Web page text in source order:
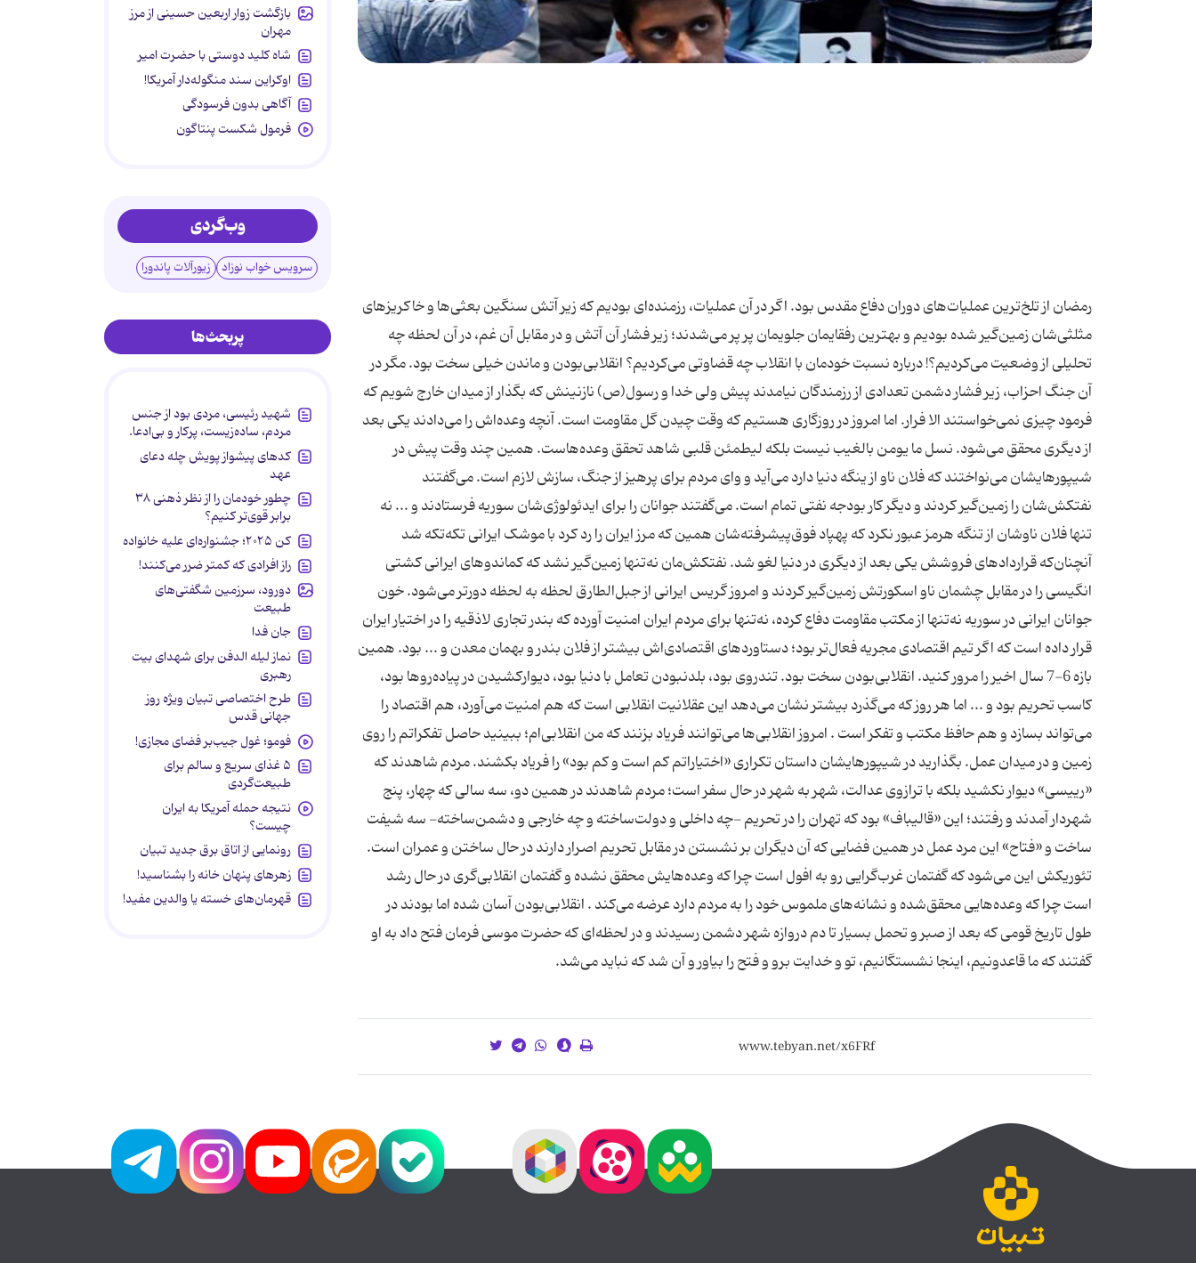
رمضان از تلخ‌ترین عملیات‌های دوران دفاع مقدس بود. اگر در آن عملیات، رزمنده‌ای بودیم که زیر آتش سنگین بعثی‌ها و خاکریزهای
مثلثی‌شان زمین‌گیر شده بودیم و بهترین رفقایمان جلویمان پر پر می‌شدند؛ زیر فشار آن آتش و در مقابل آن غم، در آن لحظه چه
تحلیلی از وضعیت می‌کردیم؟! درباره نسبت خودمان با انقلاب چه قضاوتی می‌کردیم؟ انقلابی‌بودن و ماندن خیلی سخت بود. مگر در
آن جنگ احزاب، زیر فشار دشمن تعدادی از رزمندگان نیامدند پیش ولی خدا و رسول(ص) نازنینش که بگذار از میدان خارج شویم که
فرمود چیزی نمی‌خواستند الا فرار. اما امروز در روزگاری هستیم که وقت چیدن گل مقاومت است. آنچه وعده‌اش را می‌دادند یکی بعد
از دیگری محقق می‌شود. نسل ما یومن بالغیب نیست بلکه لیطمئن قلبی شاهد تحقق وعده‌هاست. همین چند وقت پیش در
شیپورهایشان می‌نواختند که فلان ناو از ینگه دنیا دارد می‌آید و وای مردم برای پرهیز از جنگ، سازش لازم است. می‌گفتند
نفتکش‌شان را زمین‌گیر کردند و دیگر کار بودجه نفتی تمام است. می‌گفتند جوانان را برای ایدئولوژی‌شان سوریه فرستادند و ... نه‌
تنها فلان ناوشان از تنگه هرمز عبور نکرد که پهپاد فوق‌پیشرفته‌شان همین که مرز ایران را رد کرد با موشک ایرانی تکه‌تکه شد
آنچنان‌که قراردادهای فروشش یکی بعد از دیگری در دنیا لغو شد. نفتکش‌مان نه‌تنها زمین‌گیر نشد که کماندوهای ایرانی کشتی
انگیسی را در مقابل چشمان ناو اسکورتش زمین‌گیر کردند و امروز گریس ایرانی از جبل‌الطارق لحظه به لحظه دورتر می‌شود. خون
جوانان ایرانی در سوریه نه‌تنها از مکتب مقاومت دفاع کرده، نه‌تنها برای مردم ایران امنیت آورده که بندر تجاری لاذقیه را در اختیار ایران
قرار داده است که اگر تیم اقتصادی مجریه فعال‌تر بود؛ دستاوردهای اقتصادی‌اش بیشتر از فلان بندر و بهمان معدن و ... بود. همین
بازه 6-7 سال اخیر را مرور کنید. انقلابی‌بودن سخت بود. تندروی بود، بلدنبودن تعامل با دنیا بود، دیوارکشیدن در پیاده‌روها بود،
کاسب تحریم بود و ... اما هر روز که می‌گذرد بیشتر نشان می‌دهد این عقلانیت انقلابی است که هم امنیت می‌آورد، هم اقتصاد را
می‌تواند بسازد و هم حافظ مکتب و تفکر است . امروز انقلابی‌ها می‌توانند فریاد بزنند که من انقلابی‌ام؛ ببینید حاصل تفکراتم را روی
زمین و در میدان عمل. بگذارید در شیپورهایشان داستان تکراری «اختیاراتم کم است و کم بود» را فریاد بکشند. مردم شاهدند که
«رییسی» دیوار نکشید بلکه با ترازوی عدالت، شهر به شهر در حال سفر است؛ مردم شاهدند در همین دو، سه سالی که چهار، پنج
شهردار آمدند و رفتند؛ این «قالیباف» بود که تهران را در تحریم -چه داخلی و دولت‌ساخته و چه خارجی و دشمن‌ساخته- سه شیفت
ساخت و «فتاح» این مرد عمل در همین فضایی که آن دیگران بر نشستن در مقابل تحریم اصرار دارند در حال ساختن و عمران است.
تئوریکش این می‌شود که گفتمان غرب‌گرایی رو به افول است چرا که وعده‌هایش محقق نشده و گفتمان انقلابی‌گری در حال رشد
است چرا که وعده‌هایی محقق‌شده و نشانه‌های ملموس خود را به مردم دارد عرضه می‌کند . انقلابی‌بودن آسان شده اما بودند در
طول تاریخ قومی که بعد از صبر و تحمل بسیار تا دم دروازه شهر دشمن رسیدند و در لحظه‌ای که حضرت موسی فرمان فتح داد به او
گفتند که ما قاعدونیم، اینجا نشستگانیم، تو و خدایت برو و فتح را بیاور و آن شد که نباید می‌شد.
بازگشت زوار اربعین حسینی از مرز
مهران
شاه کلید دوستی با حضرت امیر
اوکراین سند منگوله‌دار آمریکا!
آگاهی بدون فرسودگی
فرمول شکست پنتاگون
وب‌گردی
سرویس خواب نوزاد زیورآلات پاندورا
پربحث‌ها
شهید رئیسی، مردی بود از جنس
مردم، ساده‌زیست، پرکار و بی‌ادعا.
کدهای پیشواز پویش چله دعای
عهد
چطور خودمان را از نظر ذهنی ۳۸
برابر قوی‌تر کنیم؟
کن ۲۰۲۵؛ جشنواره‌ای علیه خانواده
راز افرادی که کمتر ضرر می‌کنند!
دورود، سرزمین شگفتی‌های
طبیعت
جان فدا
نماز لیله الدفن برای شهدای بیت
رهبری
طرح اختصاصی تبیان ویژه روز
جهانی قدس
فومو؛ غول جیب‌بر فضای مجازی!
۵ غذای سریع و سالم برای
طبیعت‌گردی
نتیجه حمله آمریکا به ایران
چیست؟
رونمایی از اتاق برق جدید تبیان
زهرهای پنهان خانه را بشناسید!
قهرمان‌های خسته یا والدین مفید!